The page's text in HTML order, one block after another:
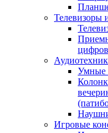
Телевизоры
Умные
Игровые